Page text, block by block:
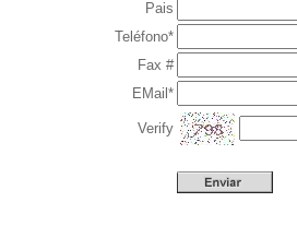
Pais
Teléfono*
Fax #
EMail*
Verify